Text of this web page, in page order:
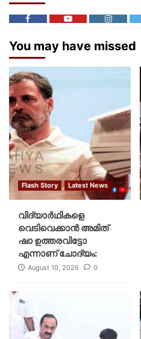
You may have missed
Flash Story Latest News
വിദ്യാര്‍ഥികളെ
വെടിവെക്കാന്‍ അമിത്
ഷാ ഉത്തരവിട്ടോ
എന്നാണ് ചോദ്യം:
August 10, 2026 0